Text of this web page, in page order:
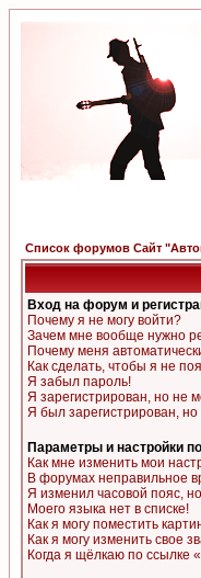
Список форумов Сайт
Вход на форум и
Почему я не могу войти?
Зачем мне вообще нужно
Почему меня
Как сделать, чтобы я не
Я забыл пароль!
Я зарегистрирован, но не
Я был зарегистрирован,
Параметры и настройки
Как мне изменить мои
В форумах неправильное
Я изменил часовой пояс,
Моего языка нет в списке!
Как я могу поместить
Как я могу изменить свое
Когда я щёлкаю по ссылке